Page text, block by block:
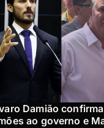
Damião
ao governo e